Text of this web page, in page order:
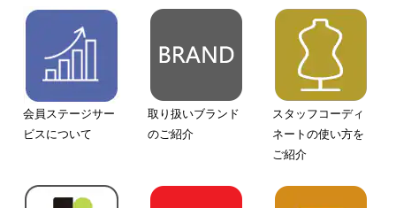
会員ステージサー
ビスについて
取り扱いブランド
のご紹介
スタッフコーディ
ネートの使い方を
ご紹介